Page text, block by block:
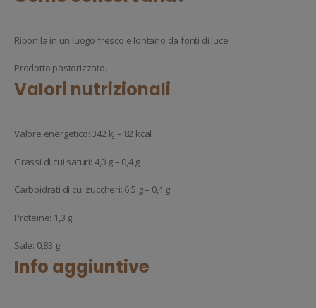
Riponila in un luogo fresco e lontano da fonti di luce.
Prodotto pastorizzato.
Valori nutrizionali
Valore energetico: 342 kj – 82 kcal
Grassi di cui saturi: 4,0 g – 0,4 g
Carboidrati di cui zuccheri: 6,5 g – 0,4 g
Proteine: 1,3 g
Sale: 0,83 g
Info aggiuntive